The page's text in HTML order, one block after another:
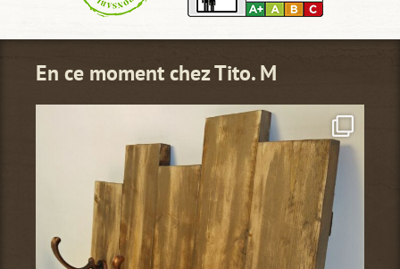
En ce moment chez Tito. M